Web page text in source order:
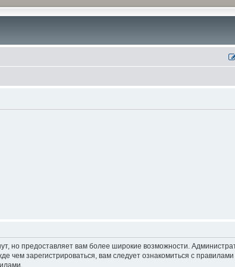
но предоставляет вам более широкие возможности.
зарегистрироваться, вам следует ознакомиться с правилами